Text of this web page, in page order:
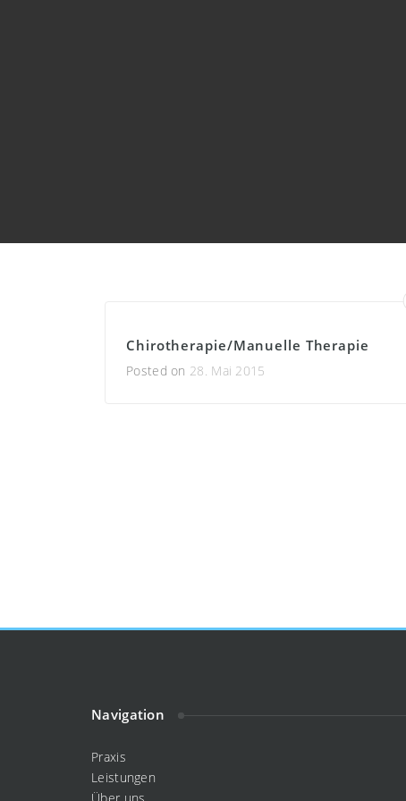
Chirotherapie/Manuelle Therapie
Posted on 28. Mai 2015
Navigation
Praxis
Leistungen